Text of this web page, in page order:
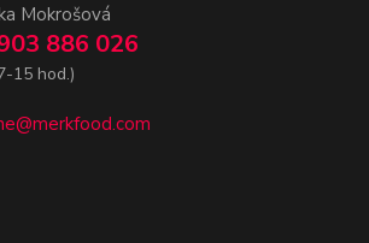
Mokrošová
886 026
15 hod.)